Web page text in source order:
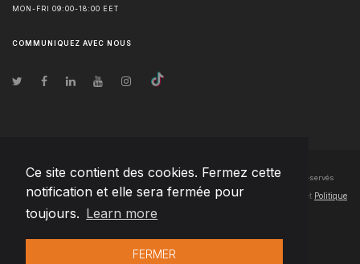
Ce site contient des cookies. Fermez cette
notification et elle sera fermée pour
toujours. Learn more
FERMER
MON-FRI 09:00-18:00 EET
COMMUNIQUEZ AVEC NOUS
© Droits d'auteur2026 Team Extension SA France- Tous les droits sont réservés
Changelog● En utilisant ce site, vous acceptez nos Conditions d'utilisation et Politique
de confidentialité